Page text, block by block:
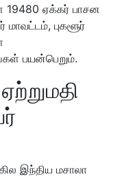
ஏக்கர் பாசன
புகளூர்
பயன்பெறும்.
இந்திய மசாலா